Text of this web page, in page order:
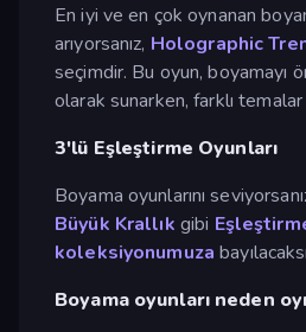
En iyi ve en çok oynanan
arıyorsanız, Holographic
seçimdir. Bu oyun, boyamayı
olarak sunarken, farklı
3'lü Eşleştirme Oyunları
Boyama oyunlarını
Büyük Krallık gibi
koleksiyonumuza
Boyama oyunları neden